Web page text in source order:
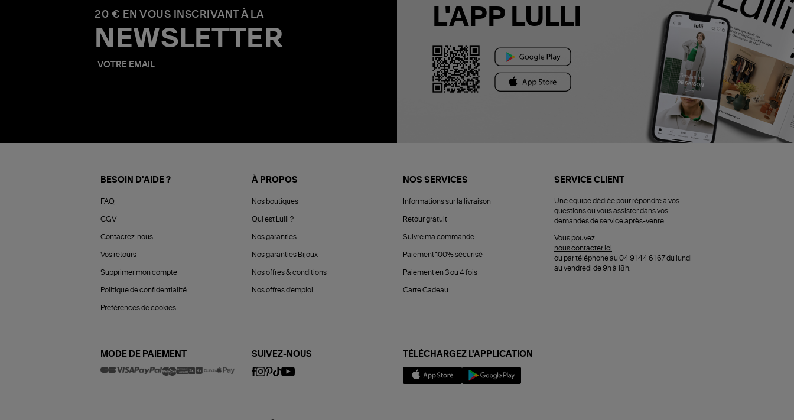
20 € EN VOUS INSCRIVANT À LA
NEWSLETTER
L'APP LULLI
BESOIN D'AIDE ?
FAQ
CGV
Contactez-nous
Vos retours
Supprimer mon compte
Politique de confidentialité
Préférences de cookies
À PROPOS
Nos boutiques
Qui est Lulli ?
Nos garanties
Nos garanties Bijoux
Nos offres & conditions
Nos offres d'emploi
NOS SERVICES
Informations sur la livraison
Retour gratuit
Suivre ma commande
Paiement 100% sécurisé
Paiement en 3 ou 4 fois
Carte Cadeau
SERVICE CLIENT
Une équipe dédiée pour répondre à vos
questions ou vous assister dans vos
demandes de service après-vente.
Vous pouvez
nous contacter ici
ou par téléphone au 04 91 44 61 67 du lundi
au vendredi de 9h à 18h.
MODE DE PAIEMENT SUIVEZ-NOUS TÉLÉCHARGEZ L'APPLICATION